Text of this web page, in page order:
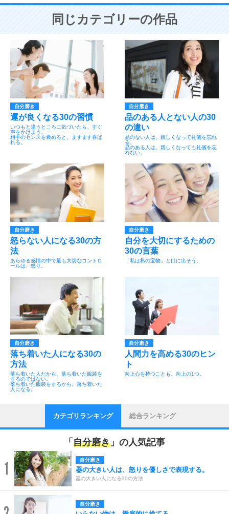
同じカテゴリーの作品
自分磨き
運が良くなる30の習慣
いつもと違うところに気づいたら、すぐ
声をかけよう。
相手のセンスを褒めると、ますます喜ば
れる。
自分磨き
品のある人とない人の30
の違い
品のない人は、親しくなって礼儀を忘れ
る。
品のある人は、親しくなっても礼儀を忘
れない。
自分磨き
怒らない人になる30の方
法
あらゆる感情の中で最も大切なコントロ
ールは、怒り。
自分磨き
自分を大切にするための
30の言葉
「私は私の宝物」と口に出そう。
自分磨き
落ち着いた人になる30の
方法
落ち着いた人だから、落ち着いた服装を
するのではない。
落ち着いた服装をするから、落ち着いた
人になる。
自分磨き
人間力を高める30のヒン
ト
向上心を持つことも、向上の1つ。
カテゴリランキング 総合ランキング
「 自分磨き 」の人気記事
1 自分磨き
器の大きい人は、怒りを優しさで表現する。
器の大きい人になる30の方法
自分磨き